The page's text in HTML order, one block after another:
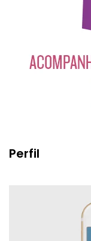
Perfil